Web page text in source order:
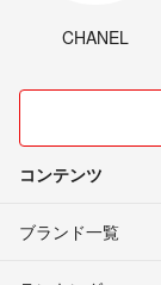
CHANEL
コンテンツ
ブランド一覧